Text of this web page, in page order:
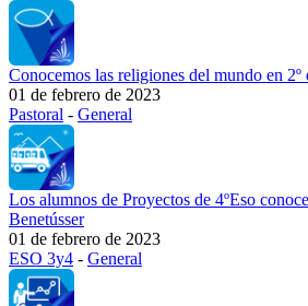
Conocemos las religiones del mundo en 2º
01 de febrero de 2023
Pastoral - General
Los alumnos de Proyectos de 4ºEso
Benetússer
01 de febrero de 2023
ESO 3y4 - General